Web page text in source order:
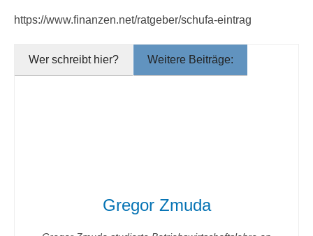
https://www.finanzen.net/ratgeber/schufa-eintrag
Wer schreibt hier? Weitere Beiträge:
Gregor Zmuda